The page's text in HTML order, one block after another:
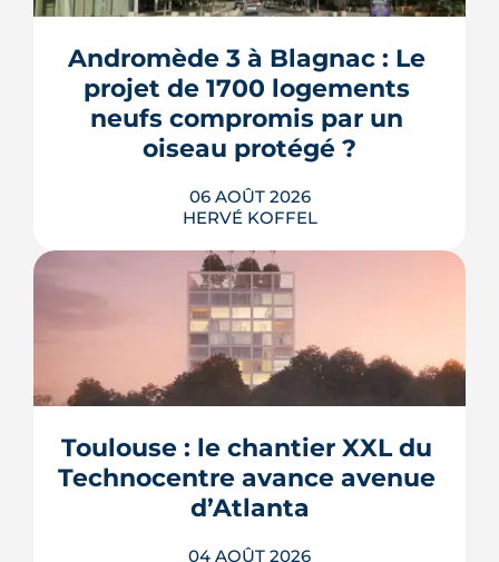
Andromède 3 à Blagnac : Le
projet de 1700 logements
neufs compromis par un
oiseau protégé ?
06 AOÛT 2026
HERVÉ KOFFEL
La troisième et dernière phase de
l'écoquartier Andromède doit livrer
près de 1 700 logements à partir de
protégé, la cisticole des joncs, contraint
fortement le plan d'aménagement et
repousse un calendrier déjà tendu.
LIRE L'ARTICLE
Toulouse : le chantier XXL du
Technocentre avance avenue
d’Atlanta
04 AOÛT 2026